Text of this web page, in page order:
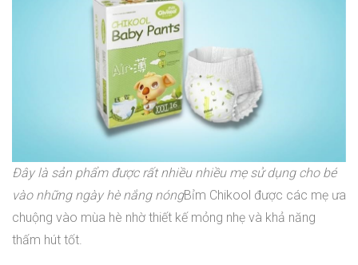
Đây là sản phẩm được rất nhiều nhiều mẹ sử dụng cho bé
vào những ngày hè nắng nóngBỉm Chikool được các mẹ ưa
chuộng vào mùa hè nhờ thiết kế mỏng nhẹ và khả năng
thấm hút tốt.